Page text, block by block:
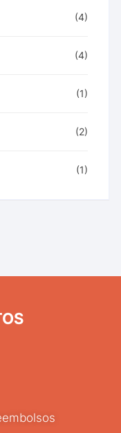
(4)
(4)
(1)
(2)
(1)